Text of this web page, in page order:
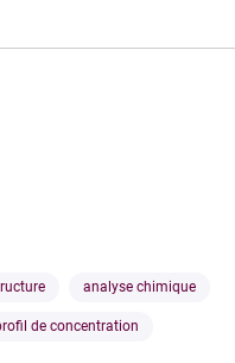
analyse chimique
de concentration